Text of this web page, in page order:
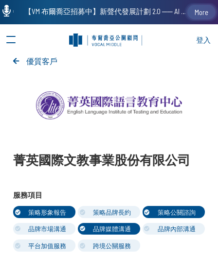
登入
優質客戶
菁英國際文教事業股份有限公司
服務項目
策略形象報告 策略品牌長約 策略公關諮詢
品牌市場溝通 品牌媒體溝通 品牌內部溝通
平台加值服務 跨境公關服務
【VM 布爾喬亞招募中】新聲代發展計劃 2.0 ── AI PR 人才加速養成計劃（歡迎「應屆畢業生」、「一年以下相關 / 三年以下非相關經驗工作者」申請加入） More